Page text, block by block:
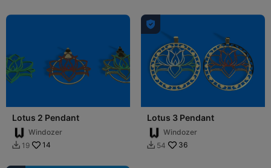
Lotus 2 Pendant
Windozer
 19 14

Lotus 3 Pendant
Windozer
 54 36